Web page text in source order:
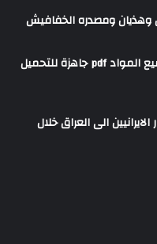
وهذيان ومصدره الخفافيش
كتب الثالث الابتدائي المعتمدة 2022 جميع المواد pdf جاهزة للتحميل
الى العراق خلال